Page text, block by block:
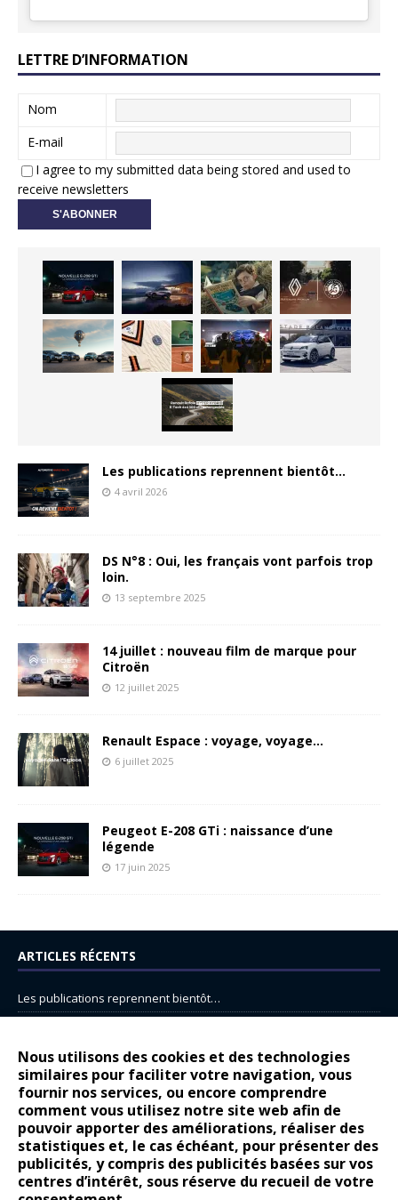
Nous utilisons des cookies et des technologies
similaires pour faciliter votre navigation, vous
fournir nos services, ou encore comprendre
comment vous utilisez notre site web afin de
pouvoir apporter des améliorations, réaliser des
statistiques et, le cas échéant, pour présenter des
publicités, y compris des publicités basées sur vos
centres d’intérêt, sous réserve du recueil de votre
LETTRE D’INFORMATION
Nom
E-mail
I agree to my submitted data being stored and used to
receive newsletters
Les publications reprennent bientôt…
4 avril 2026
DS N°8 : Oui, les français vont parfois trop
loin.
13 septembre 2025
14 juillet : nouveau film de marque pour
Citroën
12 juillet 2025
Renault Espace : voyage, voyage…
6 juillet 2025
Peugeot E-208 GTi : naissance d’une
légende
17 juin 2025
ARTICLES RÉCENTS
Les publications reprennent bientôt…
14 juillet : nouveau film de marque pour Citroën
Renault Espace : voyage, voyage…
Peugeot E-208 GTi : naissance d’une légende
COMMENTAIRES RÉCENTS
Bernard DardartdansDacia Sandero : pour les gens vrais